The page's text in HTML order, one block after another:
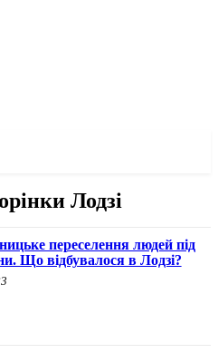
Лодзі
переселення людей під
Що відбувалося в Лодзі?